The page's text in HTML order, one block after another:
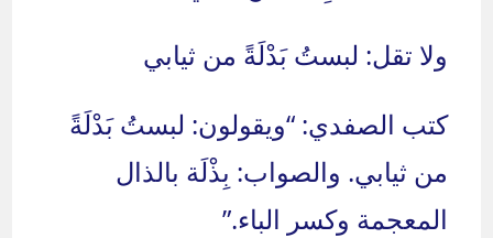
ولا تقل: لبستُ بَدْلَةً من ثيابي
كتب الصفدي: “ويقولون: لبستُ بَدْلَةً
من ثيابي. والصواب: بِذْلَة بالذال
المعجمة وكسر الباء.”